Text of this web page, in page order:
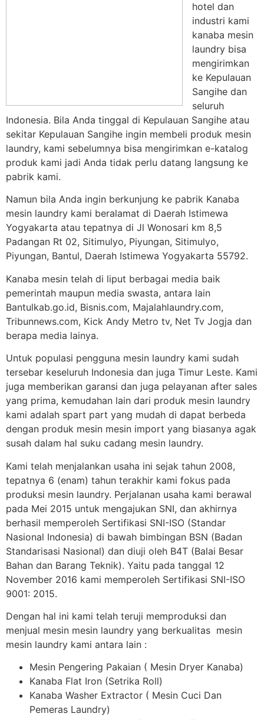
hotel dan
industri kami
kanaba mesin
laundry bisa
mengirimkan
ke Kepulauan
Sangihe dan
seluruh
Indonesia. Bila Anda tinggal di Kepulauan Sangihe atau
sekitar Kepulauan Sangihe ingin membeli produk mesin
laundry, kami sebelumnya bisa mengirimkan e-katalog
produk kami jadi Anda tidak perlu datang langsung ke
pabrik kami.
Namun bila Anda ingin berkunjung ke pabrik Kanaba
mesin laundry kami beralamat di Daerah Istimewa
Yogyakarta atau tepatnya di Jl Wonosari km 8,5
Padangan Rt 02, Sitimulyo, Piyungan, Sitimulyo,
Piyungan, Bantul, Daerah Istimewa Yogyakarta 55792.
Kanaba mesin telah di liput berbagai media baik
pemerintah maupun media swasta, antara lain
Bantulkab.go.id, Bisnis.com, Majalahlaundry.com,
Tribunnews.com, Kick Andy Metro tv, Net Tv Jogja dan
berapa media lainya.
Untuk populasi pengguna mesin laundry kami sudah
tersebar keseluruh Indonesia dan juga Timur Leste. Kami
juga memberikan garansi dan juga pelayanan after sales
yang prima, kemudahan lain dari produk mesin laundry
kami adalah spart part yang mudah di dapat berbeda
dengan produk mesin mesin import yang biasanya agak
susah dalam hal suku cadang mesin laundry.
Kami telah menjalankan usaha ini sejak tahun 2008,
tepatnya 6 (enam) tahun terakhir kami fokus pada
produksi mesin laundry. Perjalanan usaha kami berawal
pada Mei 2015 untuk mengajukan SNI, dan akhirnya
berhasil memperoleh Sertifikasi SNI-ISO (Standar
Nasional Indonesia) di bawah bimbingan BSN (Badan
Standarisasi Nasional) dan diuji oleh B4T (Balai Besar
Bahan dan Barang Teknik). Yaitu pada tanggal 12
November 2016 kami memperoleh Sertifikasi SNI-ISO
9001: 2015.
Dengan hal ini kami telah teruji memproduksi dan
menjual mesin mesin laundry yang berkualitas mesin
mesin laundry kami antara lain :
Mesin Pengering Pakaian ( Mesin Dryer Kanaba)
Kanaba Flat Iron (Setrika Roll)
Kanaba Washer Extractor ( Mesin Cuci Dan
Pemeras Laundry)